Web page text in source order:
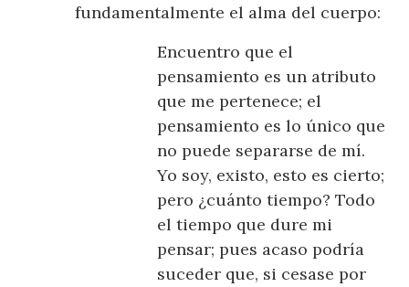
fundamentalmente el alma del cuerpo:
Encuentro que el
pensamiento es un atributo
que me pertenece; el
pensamiento es lo único que
no puede separarse de mí.
Yo soy, existo, esto es cierto;
pero ¿cuánto tiempo? Todo
el tiempo que dure mi
pensar; pues acaso podría
suceder que, si cesase por